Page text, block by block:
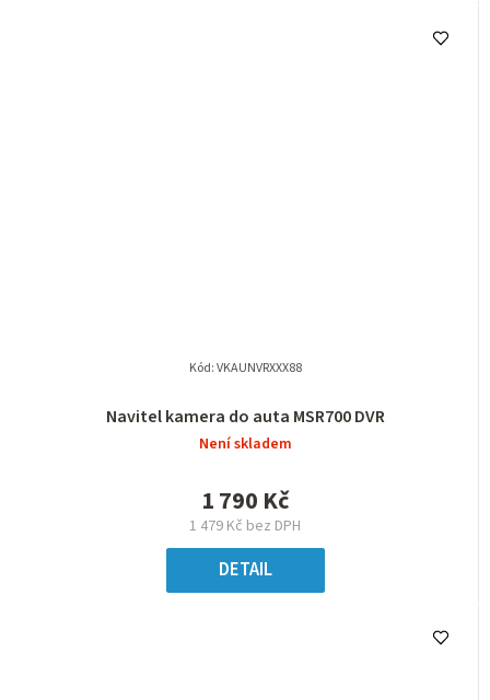
Navitel kamera do auta MSR700 DVR
Není skladem
1 479 Kč bez DPH
1 790 Kč
DETAIL
Kód:VKAUNVRXXX88